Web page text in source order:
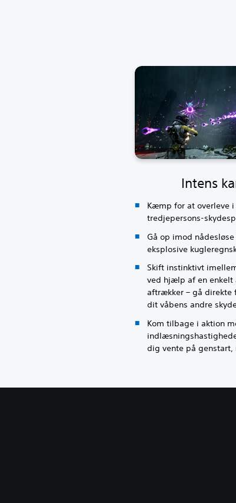
Intens
Kæmp for at overleve
tredjepersons-
Gå op imod
eksplosive
Skift instinktivt
ved hjælp af en enkelt
aftrækker – gå direkte
dit våbens andre
Kom tilbage i aktion
dig vente på genstart,